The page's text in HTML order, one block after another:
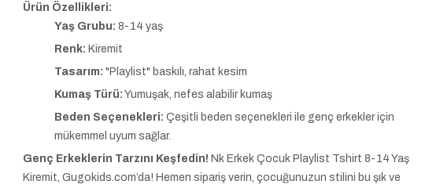
Ürün Özellikleri:
Yaş Grubu: 8-14 yaş
Renk: Kiremit
Tasarım: "Playlist" baskılı, rahat kesim
Kumaş Türü: Yumuşak, nefes alabilir kumaş
Beden Seçenekleri: Çeşitli beden seçenekleri ile genç erkekler için
mükemmel uyum sağlar.
Genç Erkeklerin Tarzını Keşfedin! Nk Erkek Çocuk Playlist Tshirt 8-14 Yaş
Kiremit, Gugokids.com’da! Hemen sipariş verin, çocuğunuzun stilini bu şık ve